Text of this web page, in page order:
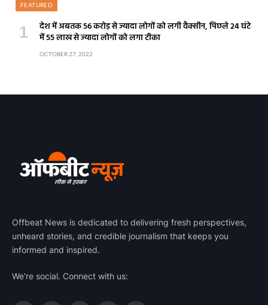
FEATURED
देश में अबतक 56 करोड़ से ज्यादा लोगों को लगी वैक्सीन, पिछले 24 घंटे
में 55 लाख से ज्यादा लोगों को लगा टीका
OCTOBER 27, 2022
Offbeat News is dedicated to delivering fresh perspectives,
unheard stories, and credible journalism that keeps you
informed and inspired.
We're social. Connect with us: